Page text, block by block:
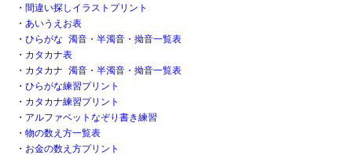
・ 間違い探しイラストプリント
・ あいうえお表
・ ひらがな 濁音・半濁音・拗音一覧表
・ カタカナ表
・ カタカナ 濁音・半濁音・拗音一覧表
・ ひらがな練習プリント
・ カタカナ練習プリント
・ アルファベットなぞり書き練習
・ 物の数え方一覧表
・ お金の数え方プリント